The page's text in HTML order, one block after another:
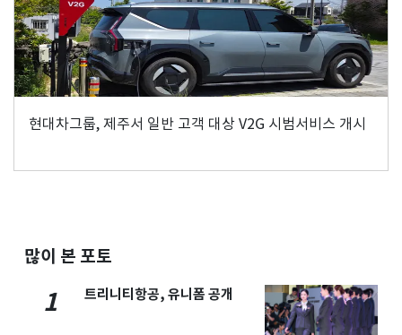
현대차그룹, 제주서 일반 고객 대상 V2G 시범서비스 개시
많이 본 포토
1 트리니티항공, 유니폼 공개